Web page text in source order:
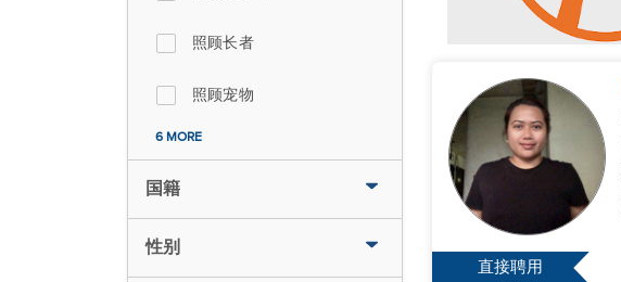
照顾长者
照顾宠物
6 MORE
国籍
性别
直接聘用